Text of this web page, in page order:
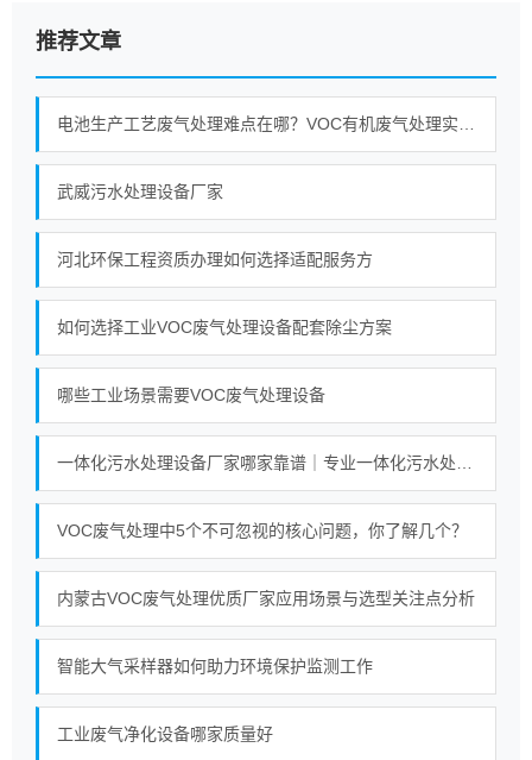
推荐文章
武威污水处理设备厂家
河北环保工程资质办理如何选择适配服务方
如何选择工业VOC废气处理设备配套除尘方案
哪些工业场景需要VOC废气处理设备
VOC废气处理中5个不可忽视的核心问题，你了解几个？
内蒙古VOC废气处理优质厂家应用场景与选型关注点分析
智能大气采样器如何助力环境保护监测工作
工业废气净化设备哪家质量好